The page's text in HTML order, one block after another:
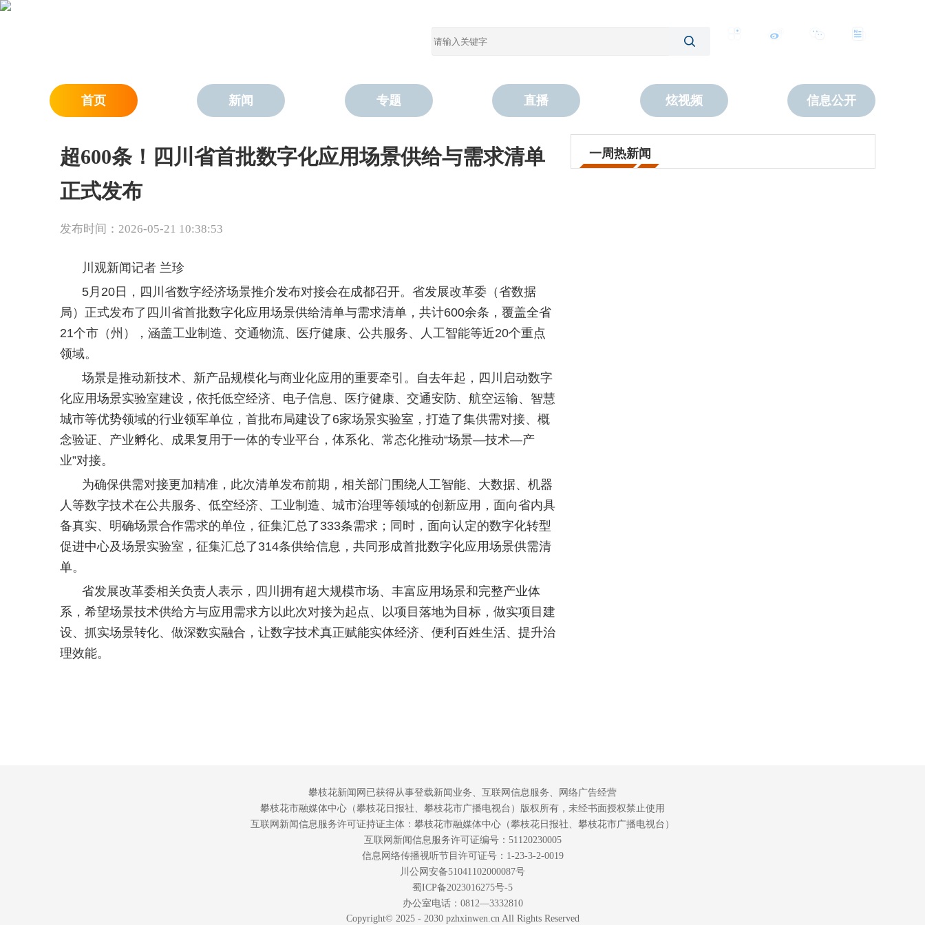
首页 新闻 专题 直播 炫视频 信息公开
超600条！四川省首批数字化应用场景供给与需求清单
正式发布
发布时间：2026-05-21 10:38:53
川观新闻记者 兰珍
5月20日，四川省数字经济场景推介发布对接会在成都召开。省发展改革委（省数据
局）正式发布了四川省首批数字化应用场景供给清单与需求清单，共计600余条，覆盖全省
21个市（州），涵盖工业制造、交通物流、医疗健康、公共服务、人工智能等近20个重点
领域。
场景是推动新技术、新产品规模化与商业化应用的重要牵引。自去年起，四川启动数字
化应用场景实验室建设，依托低空经济、电子信息、医疗健康、交通安防、航空运输、智慧
城市等优势领域的行业领军单位，首批布局建设了6家场景实验室，打造了集供需对接、概
念验证、产业孵化、成果复用于一体的专业平台，体系化、常态化推动“场景—技术—产
业”对接。
为确保供需对接更加精准，此次清单发布前期，相关部门围绕人工智能、大数据、机器
人等数字技术在公共服务、低空经济、工业制造、城市治理等领域的创新应用，面向省内具
备真实、明确场景合作需求的单位，征集汇总了333条需求；同时，面向认定的数字化转型
促进中心及场景实验室，征集汇总了314条供给信息，共同形成首批数字化应用场景供需清
单。
省发展改革委相关负责人表示，四川拥有超大规模市场、丰富应用场景和完整产业体
系，希望场景技术供给方与应用需求方以此次对接为起点、以项目落地为目标，做实项目建
设、抓实场景转化、做深数实融合，让数字技术真正赋能实体经济、便利百姓生活、提升治
理效能。
一周热新闻
攀枝花新闻网已获得从事登载新闻业务、互联网信息服务、网络广告经营
攀枝花市融媒体中心（攀枝花日报社、攀枝花市广播电视台）版权所有，未经书面授权禁止使用
互联网新闻信息服务许可证持证主体：攀枝花市融媒体中心（攀枝花日报社、攀枝花市广播电视台）
互联网新闻信息服务许可证编号：51120230005
信息网络传播视听节目许可证号：1-23-3-2-0019
川公网安备51041102000087号
蜀ICP备2023016275号-5
办公室电话：0812—3332810
Copyright© 2025 - 2030 pzhxinwen.cn All Rights Reserved